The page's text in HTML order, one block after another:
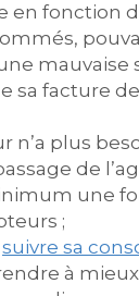
en fonction
mauvaise
sa facture de
n’a plus
de
une
;
suivre sa
à